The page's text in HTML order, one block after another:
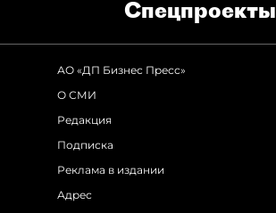
Спец­проекты
АО «ДП Бизнес Пресс»
О СМИ
Редакция
Подписка
Реклама в издании
Адрес